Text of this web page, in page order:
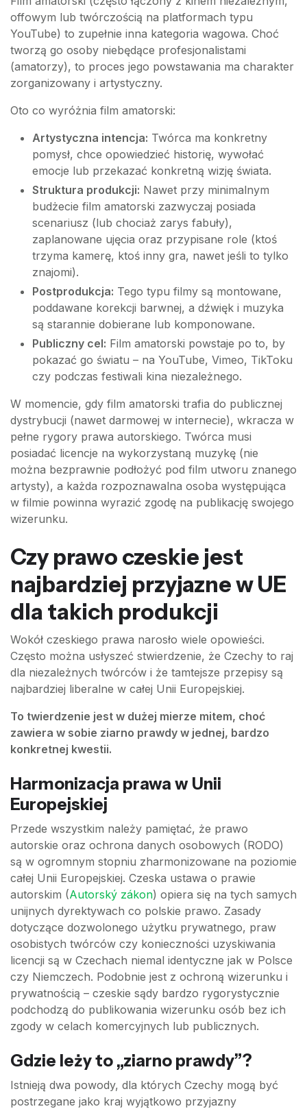
offowym lub twórczością na platformach typu
YouTube) to zupełnie inna kategoria wagowa. Choć
tworzą go osoby niebędące profesjonalistami
(amatorzy), to proces jego powstawania ma charakter
zorganizowany i artystyczny.
Oto co wyróżnia film amatorski:
Artystyczna intencja: Twórca ma konkretny
pomysł, chce opowiedzieć historię, wywołać
emocje lub przekazać konkretną wizję świata.
Struktura produkcji: Nawet przy minimalnym
budżecie film amatorski zazwyczaj posiada
scenariusz (lub chociaż zarys fabuły),
zaplanowane ujęcia oraz przypisane role (ktoś
trzyma kamerę, ktoś inny gra, nawet jeśli to tylko
znajomi).
Postprodukcja: Tego typu filmy są montowane,
poddawane korekcji barwnej, a dźwięk i muzyka
są starannie dobierane lub komponowane.
Publiczny cel: Film amatorski powstaje po to, by
pokazać go światu – na YouTube, Vimeo, TikToku
czy podczas festiwali kina niezależnego.
W momencie, gdy film amatorski trafia do publicznej
dystrybucji (nawet darmowej w internecie), wkracza w
pełne rygory prawa autorskiego. Twórca musi
posiadać licencje na wykorzystaną muzykę (nie
można bezprawnie podłożyć pod film utworu znanego
artysty), a każda rozpoznawalna osoba występująca
w filmie powinna wyrazić zgodę na publikację swojego
wizerunku.
Czy prawo czeskie jest
najbardziej przyjazne w UE
dla takich produkcji
Wokół czeskiego prawa narosło wiele opowieści.
Często można usłyszeć stwierdzenie, że Czechy to raj
dla niezależnych twórców i że tamtejsze przepisy są
najbardziej liberalne w całej Unii Europejskiej.
To twierdzenie jest w dużej mierze mitem, choć
zawiera w sobie ziarno prawdy w jednej, bardzo
konkretnej kwestii.
Harmonizacja prawa w Unii
Europejskiej
Przede wszystkim należy pamiętać, że prawo
autorskie oraz ochrona danych osobowych (RODO)
są w ogromnym stopniu zharmonizowane na poziomie
całej Unii Europejskiej. Czeska ustawa o prawie
autorskim (Autorský zákon) opiera się na tych samych
unijnych dyrektywach co polskie prawo. Zasady
dotyczące dozwolonego użytku prywatnego, praw
osobistych twórców czy konieczności uzyskiwania
licencji są w Czechach niemal identyczne jak w Polsce
czy Niemczech. Podobnie jest z ochroną wizerunku i
prywatnością – czeskie sądy bardzo rygorystycznie
podchodzą do publikowania wizerunku osób bez ich
zgody w celach komercyjnych lub publicznych.
Gdzie leży to „ziarno prawdy”?
Istnieją dwa powody, dla których Czechy mogą być
postrzegane jako kraj wyjątkowo przyjazny